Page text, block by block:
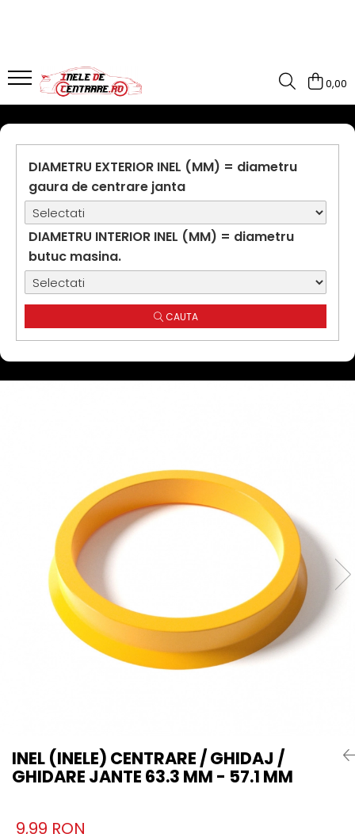
0,00
DIAMETRU EXTERIOR INEL (MM) = diametru
gaura de centrare janta
DIAMETRU INTERIOR INEL (MM) = diametru
butuc masina.
CAUTA
INEL (INELE) CENTRARE / GHIDAJ /
GHIDARE JANTE 63.3 MM - 57.1 MM
9,99 RON